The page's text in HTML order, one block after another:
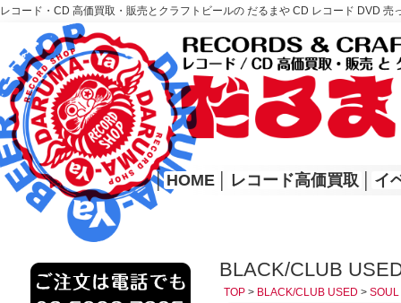
レコード・CD 高価買取・販売とクラフトビールの だるまや CD レコード DVD
レコード高価買取はこちら
HOME
│ HOME レコード高価買取 イ
BLACK/CLUB
TOP > BLACK/CLUB USED > SOUL